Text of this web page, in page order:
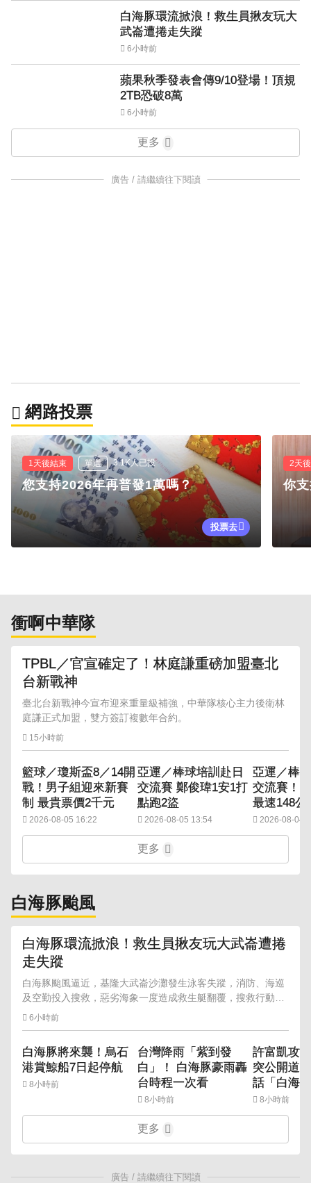
白海豚環流掀浪！救生員揪友玩大
武崙遭捲走失蹤
6小時前
蘋果秋季發表會傳9/10登場！頂規
2TB恐破8萬
6小時前
更多
廣告 / 請繼續往下閱讀
網路投票
1天後結束 單選 3.1K人已投
您支持2026年再普發1萬嗎？
投票去
2天
你
衝啊中華隊
TPBL／官宣確定了！林庭謙重磅加盟臺北
台新戰神
臺北台新戰神今宣布迎來重量級補強，中華隊核心主力後衛林
庭謙正式加盟，雙方簽訂複數年合約。
15小時前
籃球／瓊斯盃8／14開
戰！男子組迎來新賽
制 最貴票價2千元
2026-08-05 16:22
亞運／棒球培訓赴日
交流賽 鄭俊瑋1安1打
點跑2盜
2026-08-05 13:54
亞運／棒
交流賽！
最速148公
2026-08-04
更多
白海豚颱風
白海豚環流掀浪！救生員揪友玩大武崙遭捲
走失蹤
白海豚颱風逼近，基隆大武崙沙灘發生泳客失蹤，消防、海巡
及空勤投入搜救，惡劣海象一度造成救生艇翻覆，搜救行動仍
持續進行。
6小時前
白海豚將來襲！烏石
港賞鯨船7日起停航
8小時前
台灣降雨「紫到發
白」！ 白海豚豪雨轟
台時程一次看
8小時前
許富凱攻
突公開道
話「白海
8小時前
更多
廣告 / 請繼續往下閱讀